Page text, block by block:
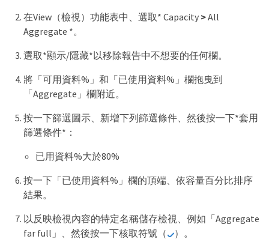
在View（檢視）功能表中、選取* Capacity >All
Aggregate *。
選取*顯示/隱藏*以移除報告中不想要的任何欄。
將「可用資料%」和「已使用資料%」欄拖曳到
「Aggregate」欄附近。
按一下篩選圖示、新增下列篩選條件、然後按一下*套用
篩選條件*：
已用資料%大於80%
按一下「已使用資料%」欄的頂端、依容量百分比排序
結果。
以反映檢視內容的特定名稱儲存檢視、例如「Aggregate
far full」、然後按一下核取符號（
）。